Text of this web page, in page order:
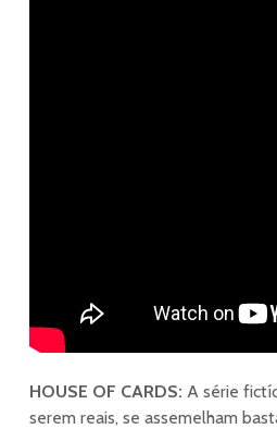
HOUSE OF CARDS: A série
serem reais, se assemelham